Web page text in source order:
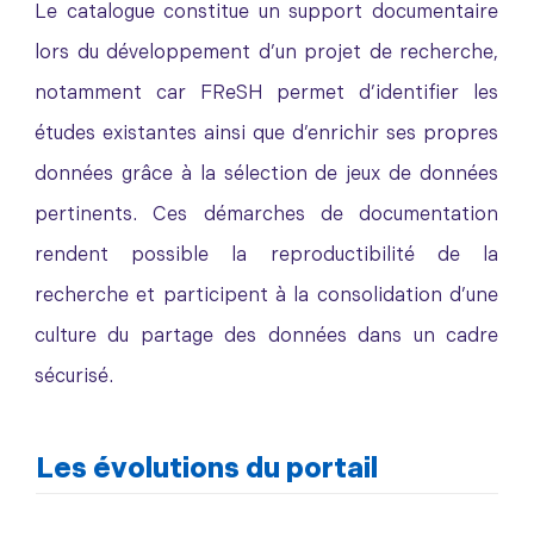
Le catalogue constitue un support documentaire
lors du développement d’un projet de recherche,
notamment car FReSH permet d’identifier les
études existantes ainsi que d’enrichir ses propres
données grâce à la sélection de jeux de données
pertinents. Ces démarches de documentation
rendent possible la reproductibilité de la
recherche et participent à la consolidation d’une
culture du partage des données dans un cadre
sécurisé.
Les évolutions du portail